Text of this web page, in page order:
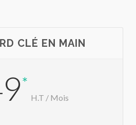
CLÉ EN MAIN
*
H.T / Mois